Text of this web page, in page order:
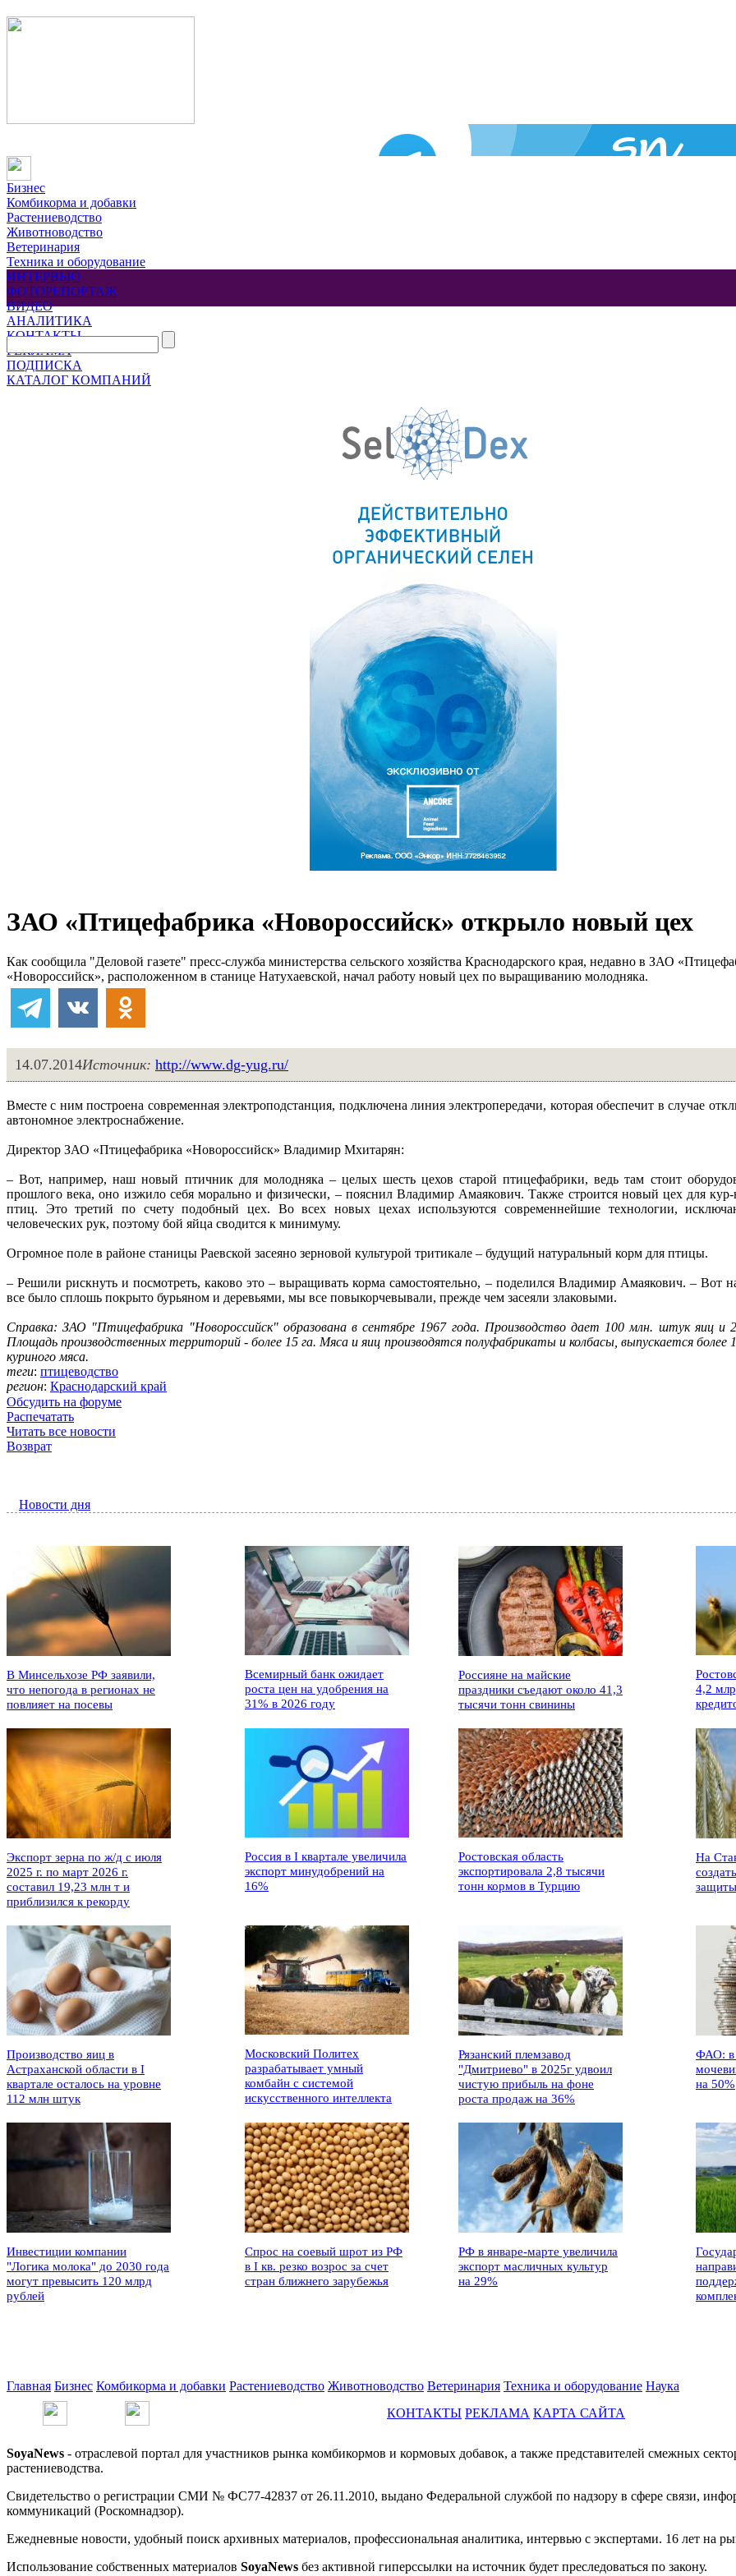
Бизнес
Комбикорма и добавки
Растениеводство
Животноводство
Ветеринария
Техника и оборудование
ИНТЕРВЬЮ
ФОТОРЕПОРТАЖ
ВИДЕО
АНАЛИТИКА
КОНТАКТЫ
РЕКЛАМА
ПОДПИСКА
КАТАЛОГ КОМПАНИЙ
ЗАО «Птицефабрика «Новороссийск» открыло новый цех
Как сообщила "Деловой газете" пресс-служба министерства сельского хозяйства Краснодарского края, недавно в ЗАО
«Новороссийск», расположенном в станице Натухаевской, начал работу новый цех по выращиванию молодняка.
14.07.2014Источник: http://www.dg-yug.ru/
Вместе с ним построена современная электроподстанция, подключена линия электропередачи, которая обеспечит в случае
автономное электроснабжение.
Директор ЗАО «Птицефабрика «Новороссийск» Владимир Мхитарян:
– Вот, например, наш новый птичник для молодняка – целых шесть цехов старой птицефабрики, ведь там стоит
прошлого века, оно изжило себя морально и физически, – пояснил Владимир Амаякович. Также строится новый цех для
птиц. Это третий по счету подобный цех. Во всех новых цехах используются современнейшие технологии,
человеческих рук, поэтому бой яйца сводится к минимуму.
Огромное поле в районе станицы Раевской засеяно зерновой культурой тритикале – будущий натуральный корм для птицы.
– Решили рискнуть и посмотреть, каково это – выращивать корма самостоятельно, – поделился Владимир Амаякович. – Вот
все было сплошь покрыто бурьяном и деревьями, мы все повыкорчевывали, прежде чем засеяли злаковыми.
Справка: ЗАО "Птицефабрика "Новороссийск" образована в сентябре 1967 года. Производство дает 100 млн. штук яиц и
Площадь производственных территорий - более 15 га. Мяса и яиц производятся полуфабрикаты и колбасы, выпускается более
куриного мяса.
теги: птицеводство
регион: Краснодарский край
Обсудить на форуме
Распечатать
Читать все новости
Возврат
Новости дня
В Минсельхозе РФ заявили,
что непогода в регионах не
повлияет на посевы
Всемирный банк ожидает
роста цен на удобрения на
31% в 2026 году
Россияне на майские
праздники съедают около 41,3
тысячи тонн свинины
4,2
Экспорт зерна по ж/д с июля
2025 г. по март 2026 г.
составил 19,23 млн т и
приблизился к рекорду
Россия в I квартале увеличила
экспорт минудобрений на
16%
Ростовская область
экспортировала 2,8 тысячи
тонн кормов в Турцию
На
Производство яиц в
Астраханской области в I
квартале осталось на уровне
112 млн штук
Московский Политех
разрабатывает умный
комбайн с системой
искусственного интеллекта
Рязанский племзавод
"Дмитриево" в 2025г удвоил
чистую прибыль на фоне
роста продаж на 36%
ФАО:
на 50%
Инвестиции компании
"Логика молока" до 2030 года
могут превысить 120 млрд
рублей
Спрос на соевый шрот из РФ
в I кв. резко возрос за счет
стран ближнего зарубежья
РФ в январе-марте увеличила
экспорт масличных культур
на 29%
Главная Бизнес Комбикорма и добавки Растениеводство Животноводство Ветеринария Техника и оборудование Наука
КОНТАКТЫ РЕКЛАМА КАРТА САЙТА
SoyaNews - отраслевой портал для участников рынка комбикормов и кормовых добавок, а также представителей смежных
растениеводства.
Свидетельство о регистрации СМИ № ФС77-42837 от 26.11.2010, выдано Федеральной службой по надзору в сфере связи,
коммуникаций (Роскомнадзор).
Ежедневные новости, удобный поиск архивных материалов, профессиональная аналитика, интервью с экспертами. 16 лет на
Использование собственных материалов SoyaNews без активной гиперссылки на источник будет преследоваться по закону.